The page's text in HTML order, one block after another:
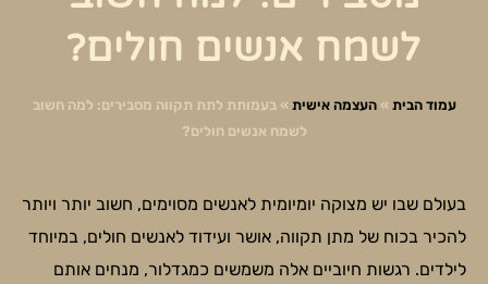
לשמח אנשים חולים?
עמוד הבית »העצמה אישית »בעמותת לתת תקווה מסבירים: למה חשוב
לשמח אנשים חולים?
בעולם שבו יש מצוקה יומיומית לאנשים מסוימים, חשוב יותר ויותר
להכיר בכוח של מתן תקווה, אושר ועידוד לאנשים חולים, במיוחד
לילדים. רגשות חיוביים אלה משמשים כמגדלור, מנחים אותם